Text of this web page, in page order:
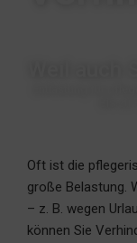
Oft ist die
große Belastung.
– z. B. wegen
können Sie